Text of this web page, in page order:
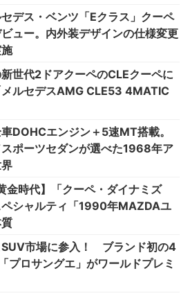
デス・ベンツ「Eクラス」クーペ
ュー。内外装デザインの仕様変更
世代2ドアクーペのCLEクーペに
ルセデスAMG CLE53 4MATIC
DOHCエンジン＋5速MT搭載。
ポーツセダンが選べた1968年ア
金時代】「クーペ・ダイナミズ
シャルティ「1990年MAZDAユ
SUV市場に参入！ ブランド初の4
プロサングエ」がワールドプレミ